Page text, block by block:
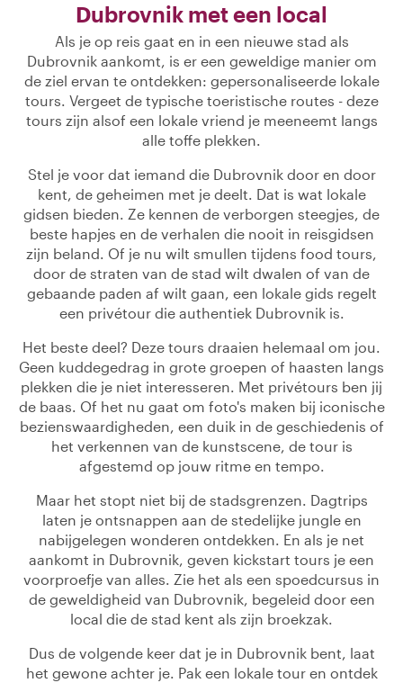
Dubrovnik met een local
Als je op reis gaat en in een nieuwe stad als
Dubrovnik aankomt, is er een geweldige manier om
de ziel ervan te ontdekken: gepersonaliseerde lokale
tours. Vergeet de typische toeristische routes - deze
tours zijn alsof een lokale vriend je meeneemt langs
alle toffe plekken.
Stel je voor dat iemand die Dubrovnik door en door
kent, de geheimen met je deelt. Dat is wat lokale
gidsen bieden. Ze kennen de verborgen steegjes, de
beste hapjes en de verhalen die nooit in reisgidsen
zijn beland. Of je nu wilt smullen tijdens food tours,
door de straten van de stad wilt dwalen of van de
gebaande paden af wilt gaan, een lokale gids regelt
een privétour die authentiek Dubrovnik is.
Het beste deel? Deze tours draaien helemaal om jou.
Geen kuddegedrag in grote groepen of haasten langs
plekken die je niet interesseren. Met privétours ben jij
de baas. Of het nu gaat om foto's maken bij iconische
bezienswaardigheden, een duik in de geschiedenis of
het verkennen van de kunstscene, de tour is
afgestemd op jouw ritme en tempo.
Maar het stopt niet bij de stadsgrenzen. Dagtrips
laten je ontsnappen aan de stedelijke jungle en
nabijgelegen wonderen ontdekken. En als je net
aankomt in Dubrovnik, geven kickstart tours je een
voorproefje van alles. Zie het als een spoedcursus in
de geweldigheid van Dubrovnik, begeleid door een
local die de stad kent als zijn broekzak.
Dus de volgende keer dat je in Dubrovnik bent, laat
het gewone achter je. Pak een lokale tour en ontdek